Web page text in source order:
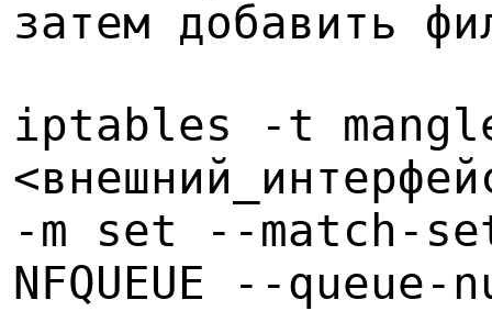
затем добавить
iptables -t mangle
-m set --match-
NFQUEUE --